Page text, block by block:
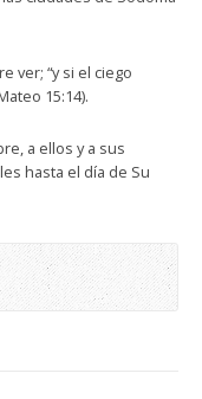
ver; “y si el ciego
15:14).
a ellos y a sus
hasta el día de Su